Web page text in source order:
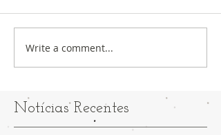
Write a comment...
Notícias Recentes